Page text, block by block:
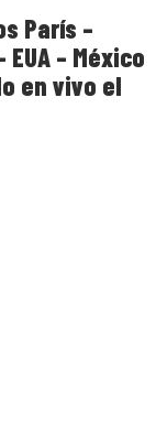
París –
– México
en vivo el